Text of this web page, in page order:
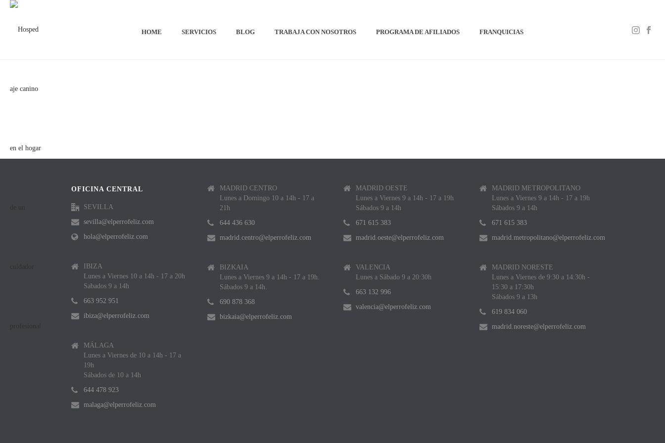
HOME SERVICIOS BLOG TRABAJA CON NOSOTROS PROGRAMA DE AFILIADOS FRANQUICIAS
OFICINA CENTRAL
SEVILLA
sevilla@elperrofeliz.com
hola@elperrofeliz.com
IBIZA
Lunes a Viernes 10 a 14h - 17 a 20h
Sabados 9 a 14h
663 952 951
ibiza@elperrofeliz.com
MÁLAGA
Lunes a Viernes de 10 a 14h - 17 a
19h
Sábados de 10 a 14h
644 478 923
malaga@elperrofeliz.com
MADRID CENTRO
Lunes a Domingo 10 a 14h - 17 a
21h
644 436 630
madrid.centro@elperrofeliz.com
BIZKAIA
Lunes a Viernes 9 a 14h - 17 a 19h.
Sábados 9 a 14h.
690 878 368
bizkaia@elperrofeliz.com
MADRID OESTE
Lunes a Viernes 9 a 14h - 17 a 19h
Sábados 9 a 14h
671 615 383
madrid.oeste@elperrofeliz.com
VALENCIA
Lunes a Sábado 9 a 20:30h
663 132 996
valencia@elperrofeliz.com
MADRID METROPOLITANO
Lunes a Viernes 9 a 14h - 17 a 19h
Sábados 9 a 14h
671 615 383
madrid.metropolitano@elperrofeliz.com
MADRID NORESTE
Lunes a Viernes de 9:30 a 14:30h -
15:30 a 17:30h
Sábados 9 a 13h
619 834 060
madrid.noreste@elperrofeliz.com